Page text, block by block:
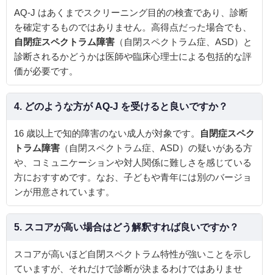
AQ‑J はあくまでスクリーニング目的の検査であり、診断
を確定するものではありません。高得点だった場合でも、
自閉症スペクトラム障害 （自閉スペクトラム症、ASD）と
診断されるかどうかは医師や臨床心理士による包括的な評
価が必要です。
4. どのような方が AQ‑J を受けると良いですか？
16 歳以上で知的障害のない成人が対象です。
自閉症スペク
トラム障害 （自閉スペクトラム症、ASD）の疑いがある方
や、コミュニケーションや対人関係に難しさを感じている
方におすすめです。なお、子どもや青年には別のバージョ
ンが用意されています。
5. スコアが高い場合はどう解釈すれば良いですか？
スコアが高いほど自閉スペクトラム特性が強いことを示し
ていますが、それだけで診断が決まるわけではありませ